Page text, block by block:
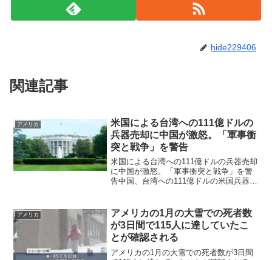
hide229406
関連記事
アメリカ
米国による台湾への111億ドルの
兵器売却に中国が激怒。「軍事衝
突と戦争」を警告
米国による台湾への111億ドルの兵器売却
に中国が激怒。「軍事衝突と戦争」を警
告中国、台湾への111億ドルの米国兵器売
兆7500億円）の台湾向け兵器支援策を承
認し...
アメリカ
アメリカの1月の大雪での死者数
が3日間で115人に達していたこ
とが確認される
アメリカの1月の大雪での死者数が3日間